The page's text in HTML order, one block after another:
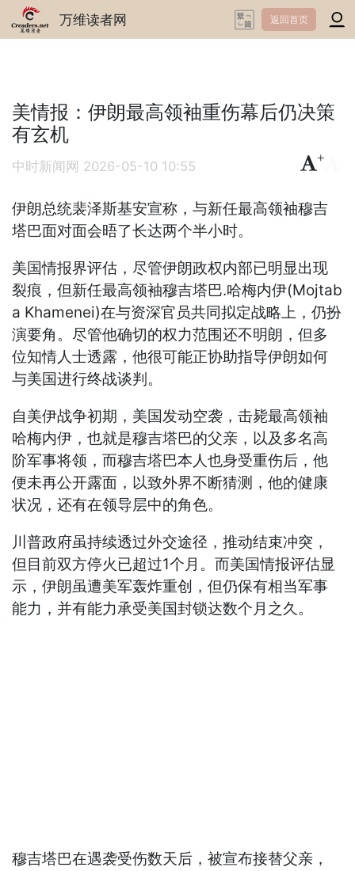
万维读者网 返回首页
美情报：伊朗最高领袖重伤幕后仍决策
有玄机
中时新闻网 2026-05-10 10:55
+
伊朗总统裴泽斯基安宣称，与新任最高领袖穆吉
塔巴面对面会晤了长达两个半小时。
美国情报界评估，尽管伊朗政权内部已明显出现
裂痕，但新任最高领袖穆吉塔巴.哈梅内伊(Mojtab
a Khamenei)在与资深官员共同拟定战略上，仍扮
演要角。尽管他确切的权力范围还不明朗，但多
位知情人士透露，他很可能正协助指导伊朗如何
与美国进行终战谈判。
自美伊战争初期，美国发动空袭，击毙最高领袖
哈梅内伊，也就是穆吉塔巴的父亲，以及多名高
阶军事将领，而穆吉塔巴本人也身受重伤后，他
便未再公开露面，以致外界不断猜测，他的健康
状况，还有在领导层中的角色。
川普政府虽持续透过外交途径，推动结束冲突，
但目前双方停火已超过1个月。而美国情报评估显
示，伊朗虽遭美军轰炸重创，但仍保有相当军事
能力，并有能力承受美国封锁达数个月之久。
穆吉塔巴在遇袭受伤数天后，被宣布接替父亲，